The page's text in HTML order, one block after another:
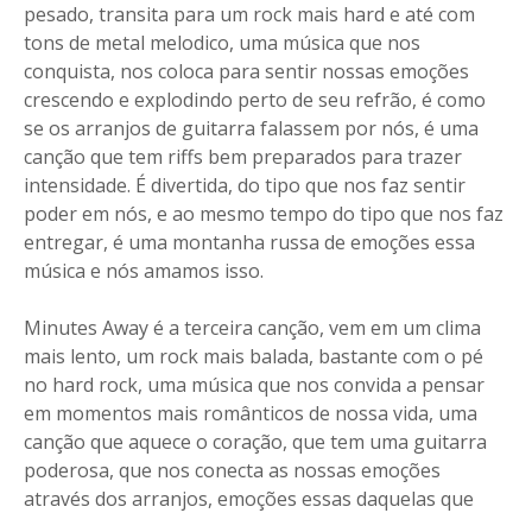
pesado, transita para um rock mais hard e até com
tons de metal melodico, uma música que nos
conquista, nos coloca para sentir nossas emoções
crescendo e explodindo perto de seu refrão, é como
se os arranjos de guitarra falassem por nós, é uma
canção que tem riffs bem preparados para trazer
intensidade. É divertida, do tipo que nos faz sentir
poder em nós, e ao mesmo tempo do tipo que nos faz
entregar, é uma montanha russa de emoções essa
música e nós amamos isso.
Minutes Away é a terceira canção, vem em um clima
mais lento, um rock mais balada, bastante com o pé
no hard rock, uma música que nos convida a pensar
em momentos mais românticos de nossa vida, uma
canção que aquece o coração, que tem uma guitarra
poderosa, que nos conecta as nossas emoções
através dos arranjos, emoções essas daquelas que